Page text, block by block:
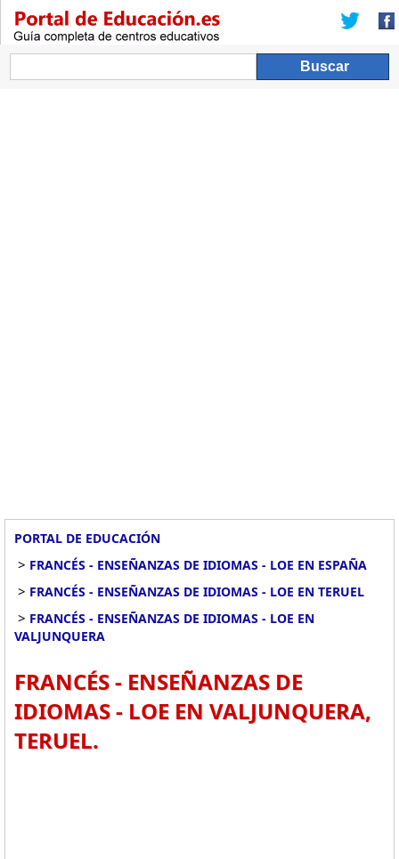
PORTAL DE EDUCACIÓN
> FRANCÉS - ENSEÑANZAS DE IDIOMAS - LOE EN ESPAÑA
> FRANCÉS - ENSEÑANZAS DE IDIOMAS - LOE EN TERUEL
> FRANCÉS - ENSEÑANZAS DE IDIOMAS - LOE EN
VALJUNQUERA
FRANCÉS - ENSEÑANZAS DE
IDIOMAS - LOE EN VALJUNQUERA,
TERUEL.